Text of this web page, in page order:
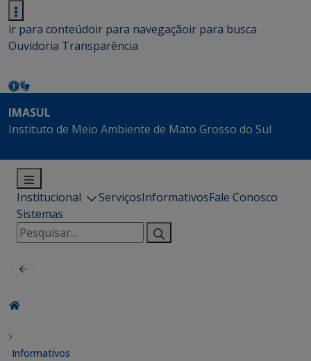
ir para conteúdoir para navegaçãoir para busca
Ouvidoria Transparência
IMASUL
Instituto de Meio Ambiente de Mato Grosso do Sul
Institucional ServiçosInformativosFale Conosco
Sistemas
Pesquisar
por:
Informativos